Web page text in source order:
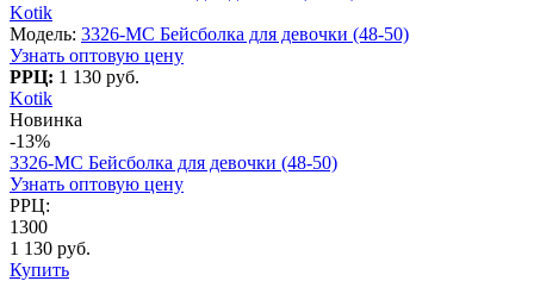
Kotik
Модель: 3326-MC Бейсболка для девочки (48-50)
Узнать оптовую цену
РРЦ: 1 130 руб.
Kotik
Новинка
-13%
3326-MC Бейсболка для девочки (48-50)
Узнать оптовую цену
РРЦ:
1300
1 130 руб.
Купить